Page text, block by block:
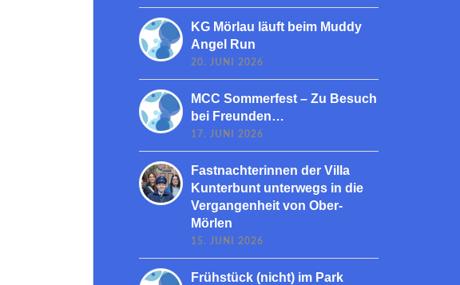
KG Mörlau läuft beim Muddy
Angel Run
20. JUNI 2026
MCC Sommerfest – Zu Besuch
bei Freunden…
17. JUNI 2026
Fastnachterinnen der Villa
Kunterbunt unterwegs in die
Vergangenheit von Ober-
Mörlen
15. JUNI 2026
Frühstück (nicht) im Park